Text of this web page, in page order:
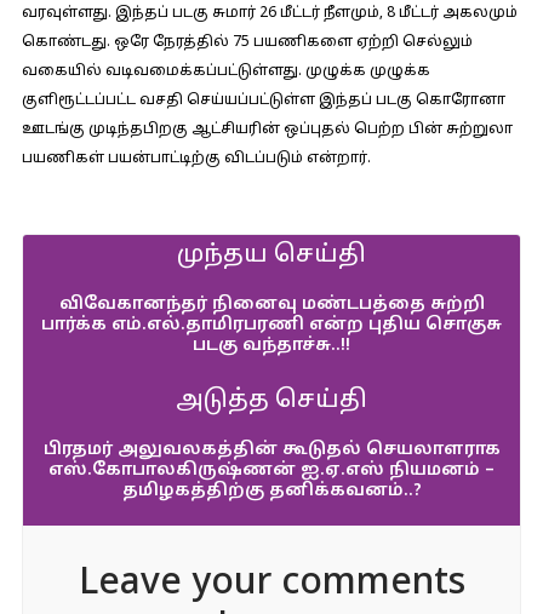
வரவுள்ளது. இந்தப் படகு சுமார் 26 மீட்டர் நீளமும், 8 மீட்டர் அகலமும்
கொண்டது. ஒரே நேரத்தில் 75 பயணிகளை ஏற்றி செல்லும்
வகையில் வடிவமைக்கப்பட்டுள்ளது. முழுக்க முழுக்க
குளிரூட்டப்பட்ட வசதி செய்யப்பட்டுள்ள இந்தப் படகு கொரோனா
ஊடங்கு முடிந்தபிறகு ஆட்சியரின் ஒப்புதல் பெற்ற பின் சுற்றுலா
பயணிகள் பயன்பாட்டிற்கு விடப்படும் என்றார்.
முந்தய செய்தி
விவேகானந்தர் நினைவு மண்டபத்தை சுற்றி
பார்க்க எம்.எல்.தாமிரபரணி என்ற புதிய சொகுசு
படகு வந்தாச்சு..!!
அடுத்த செய்தி
பிரதமர் அலுவலகத்தின் கூடுதல் செயலாளராக
எஸ்.கோபாலகிருஷ்ணன் ஐ.ஏ.எஸ் நியமனம் –
தமிழகத்திற்கு தனிக்கவனம்..?
Leave your comments